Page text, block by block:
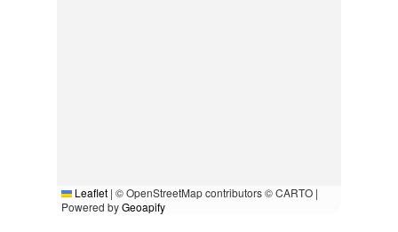
Leaflet | © OpenStreetMap contributors © CARTO |
Powered byGeoapify